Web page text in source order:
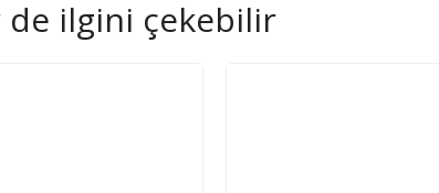
de ilgini çekebilir